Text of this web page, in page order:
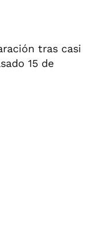
tras casi
15 de